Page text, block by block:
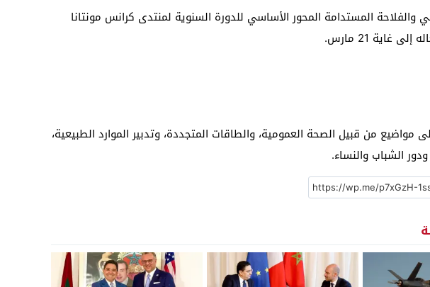
والفلاحة المستدامة المحور الأساسي للدورة السنوية لمنتدى كرانس مونتانا
غاية 21 مارس.
مواضيع من قبيل الصحة العمومية، والطاقات المتجددة، وتدبير الموارد الطبيعية،
الشباب والنساء.